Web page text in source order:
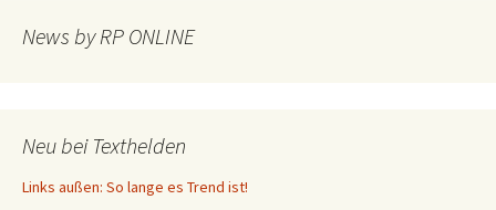
News by RP ONLINE
Neu bei Texthelden
Links außen: So lange es Trend ist!